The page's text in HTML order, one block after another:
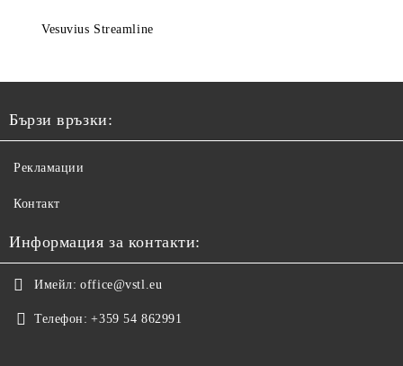
Vesuvius Streamline
Бързи връзки:
Рекламации
Контакт
Информация за контакти:
Имейл: office@vstl.eu
Телефон: +359 54 862991